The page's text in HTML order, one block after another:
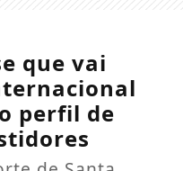
que vai
perfil de